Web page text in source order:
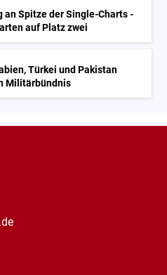
an Spitze der Single-Charts -
auf Platz zwei
Türkei und Pakistan
Militärbündnis